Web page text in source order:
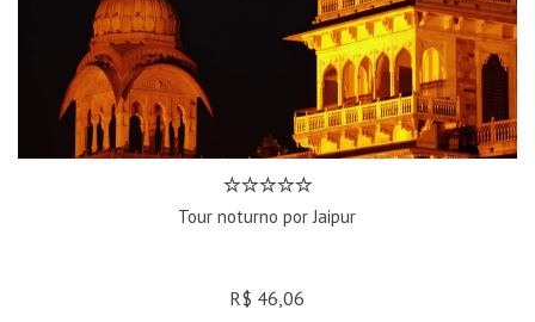
Tour noturno por Jaipur
R$ 46,06